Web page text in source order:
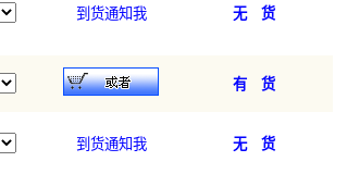
到货通知我 无 货
有 货
到货通知我 无 货